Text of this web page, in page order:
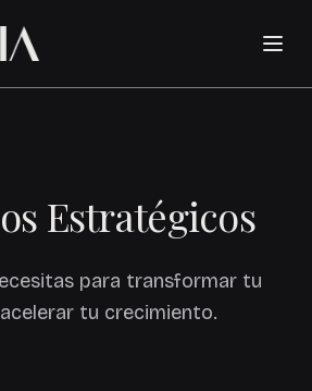
Estratégicos
para transformar tu
tu crecimiento.